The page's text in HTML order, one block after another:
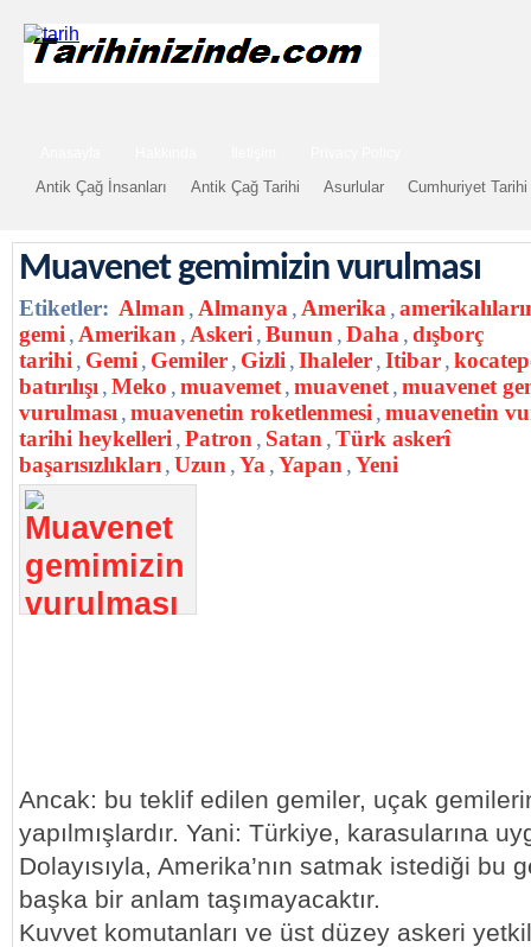
Antik Çağ İnsanları Antik Çağ Tarihi Asurlular Cumhuriyet Tarihi
Muavenet gemimizin vurulması
Etiketler: Alman , Almanya , Amerika ,
gemi , Amerikan , Askeri ,Bunun ,Daha ,dışborç
tarihi , Gemi , Gemiler, Gizli ,Ihaleler,Itibar,
batırılışı ,Meko ,muavemet,muavenet,muavenet
vurulması ,muavenetin roketlenmesi ,muavenetin
tarihi heykelleri ,Patron , Satan ,Türk askerî
başarısızlıkları ,Uzun ,Ya ,Yapan ,Yeni
Ancak: bu teklif edilen gemiler, uçak
yapılmışlardır. Yani: Türkiye, karasularına
Dolayısıyla, Amerika’nın satmak istediği bu
başka bir anlam taşımayacaktır.
Kuvvet komutanları ve üst düzey askeri